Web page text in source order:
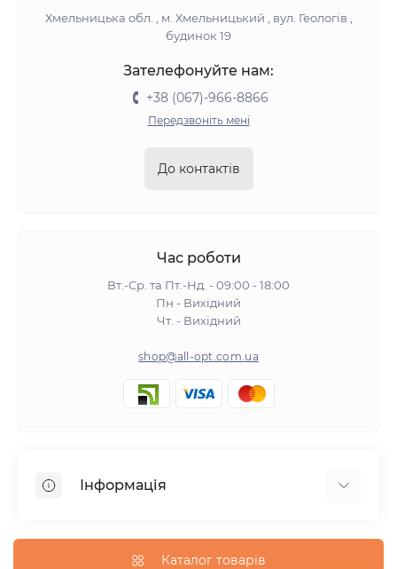
Хмельницька обл. , м. Хмельницький , вул. Геологів ,
будинок 19
Зателефонуйте нам:
+38 (067)-966-8866
Передзвоніть мені
До контактів
Час роботи
Вт.-Ср. та Пт.-Нд. - 09:00 - 18:00
Пн - Вихідний
Чт. - Вихідний
shop@all-opt.com.ua
Інформація
Оплата та доставка Каталог товарів